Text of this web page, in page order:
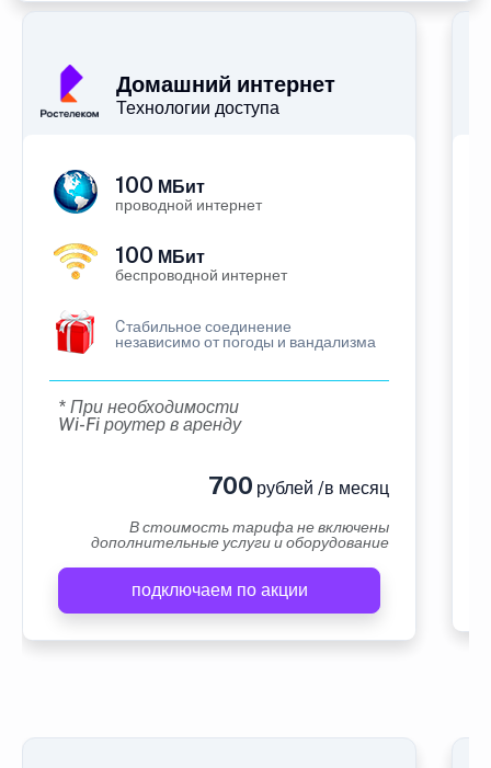
Домашний интернет
Технологии доступа
100 МБит
проводной интернет
100 МБит
беспроводной интернет
Cтабильное соединение
независимо от погоды и вандализма
* При необходимости
Wi-Fi роутер в аренду
700 рублей /в месяц
В стоимость тарифа не включены
дополнительные услуги и оборудование
подключаем по акции